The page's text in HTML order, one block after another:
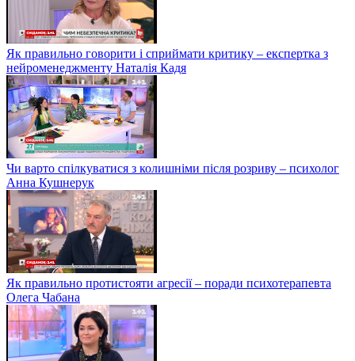
Як правильно говорити і сприймати критику – експертка з
нейроменеджменту Наталія Кадя
Чи варто спілкуватися з колишніми після розриву – психолог
Анна Кушнерук
Як правильно протистояти агресії – поради психотерапевта
Олега Чабана